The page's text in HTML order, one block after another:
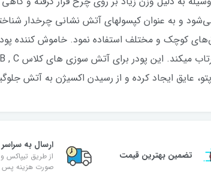
و به عنوان کپسولهای آتش نشانی چرخدار
عایق ایجاد کرده و از رسیدن اکسیژن به آتش
تضمین بهترین قیمت
ارسال به سراسر
از طریق تیپاکس و
صورت هزینه پس